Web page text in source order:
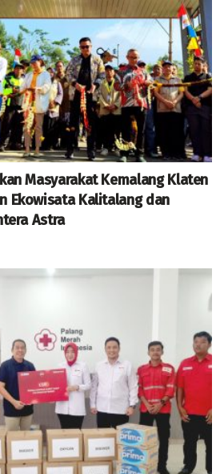
Masyarakat Kemalang Klaten
Ekowisata Kalitalang dan
Astra